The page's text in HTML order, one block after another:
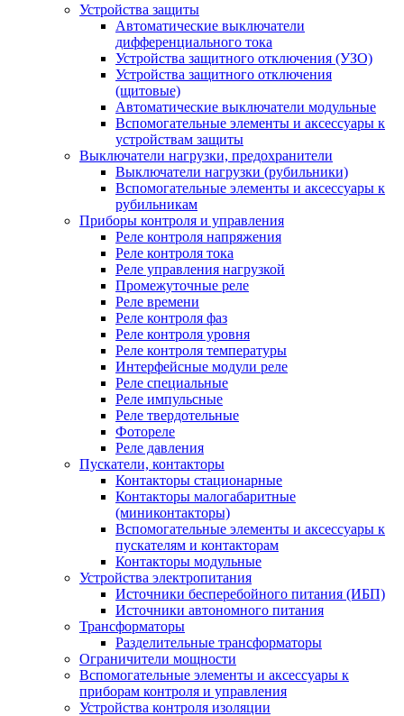
Устройства защиты
Автоматические выключатели
дифференциального тока
Устройства защитного отключения (УЗО)
Устройства защитного отключения
(щитовые)
Автоматические выключатели модульные
Вспомогательные элементы и аксессуары к
устройствам защиты
Выключатели нагрузки, предохранители
Выключатели нагрузки (рубильники)
Вспомогательные элементы и аксессуары к
рубильникам
Приборы контроля и управления
Реле контроля напряжения
Реле контроля тока
Реле управления нагрузкой
Промежуточные реле
Реле времени
Реле контроля фаз
Реле контроля уровня
Реле контроля температуры
Интерфейсные модули реле
Реле специальные
Реле импульсные
Реле твердотельные
Фотореле
Реле давления
Пускатели, контакторы
Контакторы стационарные
Контакторы малогабаритные
(миниконтакторы)
Вспомогательные элементы и аксессуары к
пускателям и контакторам
Контакторы модульные
Устройства электропитания
Источники бесперебойного питания (ИБП)
Источники автономного питания
Трансформаторы
Разделительные трансформаторы
Ограничители мощности
Вспомогательные элементы и аксессуары к
приборам контроля и управления
Устройства контроля изоляции